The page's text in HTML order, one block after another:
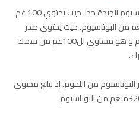
تعد اللحوم الحيوانية من مصادر البوتاسيوم الجيدة جدا. حيث يحتوي 100 غم
من اللحوم على 220-380 ملغم من البوتاسيوم. حيث يحتوي صدر
الدجاج على 385 ملغم من البوتاسيوم و هو مساوي لل100غم من سمك
من اللحوم. إذ يبلغ محتوي